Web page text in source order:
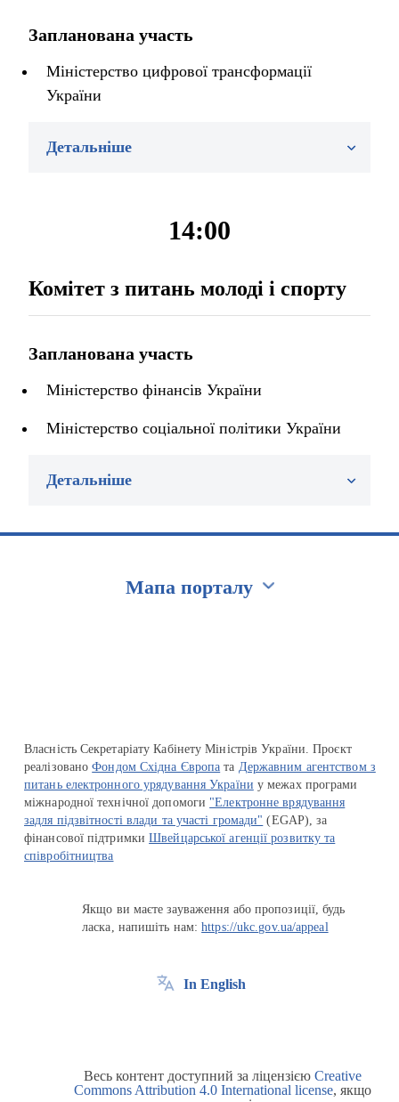
Запланована участь
Міністерство цифрової трансформації
України
Детальніше
14:00
Комітет з питань молоді і спорту
Запланована участь
Міністерство фінансів України
Міністерство соціальної політики України
Детальніше
Мапа порталу
Власність Секретаріату Кабінету Міністрів України. Проєкт
реалізованоФондом Східна Європа та Державним агентством з
питань електронного урядування України у межах програми
міжнародної технічної допомоги "Електронне врядування
задля підзвітності влади та участі громади" (EGAP), за
фінансової підтримкиШвейцарської агенції розвитку та
співробітництва
Якщо ви маєте зауваження або пропозиції, будь
ласка, напишіть нам:https://ukc.gov.ua/appeal
In English
Весь контент доступний за ліцензією Creative
Commons Attribution 4.0 International license, якщо